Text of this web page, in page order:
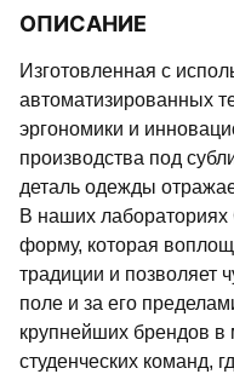
ОПИСАНИЕ
Изготовленная с
автоматизированных
эргономики и
производства под
деталь одежды
В наших
форму, которая
традиции и позволяет
поле и за его
крупнейших брендов в
студенческих команд,